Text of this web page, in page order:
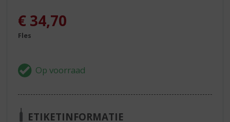
€ 34,70
Fles
ETIKETINFORMATIE